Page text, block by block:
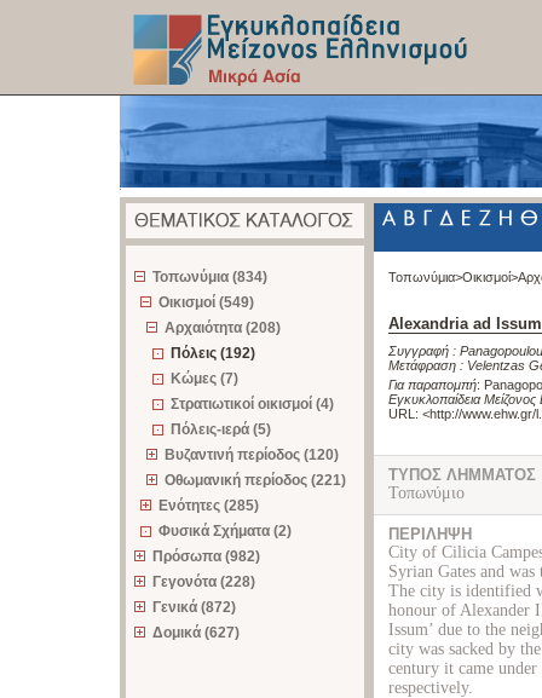
Τοπωνύμια (834)
Οικισμοί (549)
Αρχαιότητα (208)
Πόλεις (192)
Κώμες (7)
Στρατιωτικοί οικισμοί (4)
Πόλεις-ιερά (5)
Βυζαντινή περίοδος (120)
Οθωμανική περίοδος (221)
Ενότητες (285)
Φυσικά Σχήματα (2)
Πρόσωπα (982)
Γεγονότα (228)
Γενικά (872)
Δομικά (627)
Τοπωνύμια>Οικισμοί>
Alexandria ad Issum
Συγγραφή :
Μετάφραση : Velentzas
Για παραπομπή:
Εγκυκλοπαίδεια
URL: <http://www.ehw.gr/
ΤΥΠΟΣ ΛΗΜΜΑΤΟΣ
Τοπωνύμιο
ΠΕΡΙΛΗΨΗ
City of Cilicia
Syrian Gates and
The city is identified
honour of Alexander
Issum’ due to the
city was sacked by
century it came under
respectively.